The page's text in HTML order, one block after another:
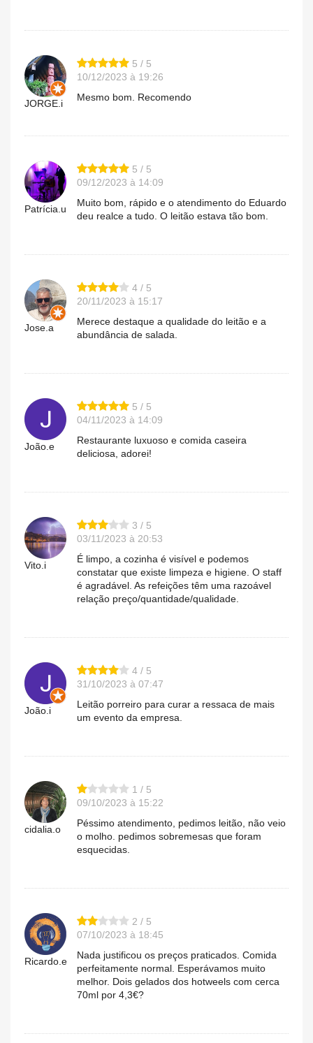
JORGE.i
5 / 5
10/12/2023 à 19:26
Mesmo bom. Recomendo
Patrícia.u
5 / 5
09/12/2023 à 14:09
Muito bom, rápido e o atendimento do Eduardo
deu realce a tudo. O leitão estava tão bom.
Jose.a
4 / 5
20/11/2023 à 15:17
Merece destaque a qualidade do leitão e a
abundância de salada.
João.e
5 / 5
04/11/2023 à 14:09
Restaurante luxuoso e comida caseira
deliciosa, adorei!
Vito.i
3 / 5
03/11/2023 à 20:53
É limpo, a cozinha é visível e podemos
constatar que existe limpeza e higiene. O staff
é agradável. As refeições têm uma razoável
relação preço/quantidade/qualidade.
João.i
4 / 5
31/10/2023 à 07:47
Leitão porreiro para curar a ressaca de mais
um evento da empresa.
cidalia.o
1 / 5
09/10/2023 à 15:22
Péssimo atendimento, pedimos leitão, não veio
o molho. pedimos sobremesas que foram
esquecidas.
Ricardo.e
2 / 5
07/10/2023 à 18:45
Nada justificou os preços praticados. Comida
perfeitamente normal. Esperávamos muito
melhor. Dois gelados dos hotweels com cerca
70ml por 4,3€?